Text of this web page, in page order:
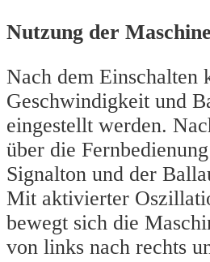
Nutzung der Maschine
Nach dem Einschalten
Geschwindigkeit und
eingestellt werden.
über die
Signalton und der
Mit aktivierter
bewegt sich die
von links nach rechts